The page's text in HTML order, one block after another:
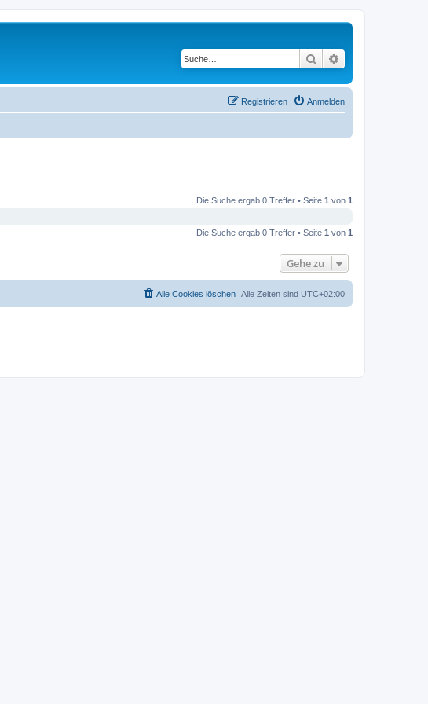
Suche
Anmelden
Registrieren
Die Suche ergab 0 Treffer • Seite 1 von 1
Die Suche ergab 0 Treffer • Seite 1 von 1
Gehe zu
Alle Zeiten sind UTC+02:00
Alle Cookies löschen